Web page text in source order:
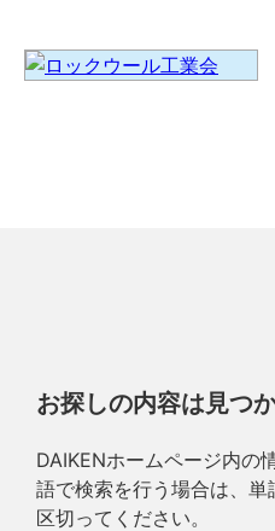
お探しの内容は見つ
DAIKENホームページ内の
語で検索を行う場合は、
区切ってください。